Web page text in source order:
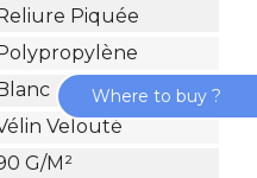
Piquée
Velouté
G/m²
Where to buy ?